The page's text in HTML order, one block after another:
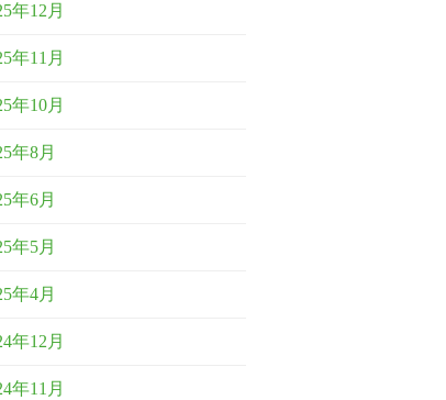
年12月
年11月
年10月
年8月
年6月
年5月
年4月
年12月
年11月